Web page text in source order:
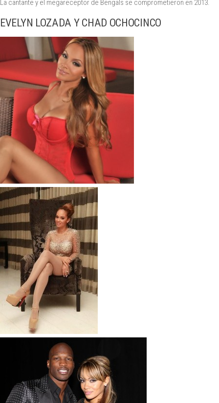
La cantante y el megareceptor de Bengals se comprometieron en 2013.
EVELYN LOZADA Y CHAD OCHOCINCO